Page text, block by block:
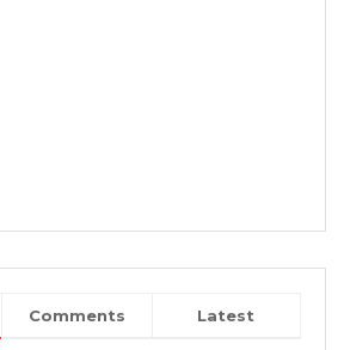
Comments Latest